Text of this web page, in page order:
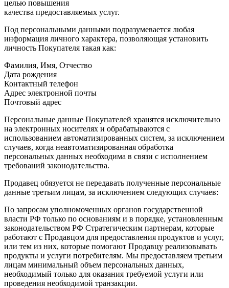
целью повышения
качества предоставляемых услуг.
Под персональными данными подразумевается любая
информация личного характера, позволяющая установить
личность Покупателя такая как:
Фамилия, Имя, Отчество
Дата рождения
Контактный телефон
Адрес электронной почты
Почтовый адрес
Персональные данные Покупателей хранятся исключительно
на электронных носителях и обрабатываются с
использованием автоматизированных систем, за исключением
случаев, когда неавтоматизированная обработка
персональных данных необходима в связи с исполнением
требований законодательства.
Продавец обязуется не передавать полученные персональные
данные третьим лицам, за исключением следующих случаев:
По запросам уполномоченных органов государственной
власти РФ только по основаниям и в порядке, установленным
законодательством РФ Стратегическим партнерам, которые
работают с Продавцом для предоставления продуктов и услуг,
или тем из них, которые помогают Продавцу реализовывать
продукты и услуги потребителям. Мы предоставляем третьим
лицам минимальный объем персональных данных,
необходимый только для оказания требуемой услуги или
проведения необходимой транзакции.